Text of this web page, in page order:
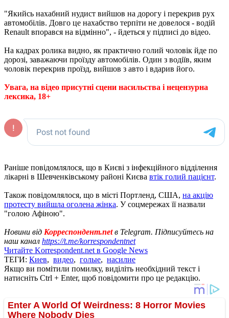
"Якийсь нахабний нудист вийшов на дорогу і перекрив рух
автомобілів. Довго це нахабство терпіти не довелося - водій
Renault впорався на відмінно", - йдеться у підписі до відео.
На кадрах ролика видно, як практично голий чоловік йде по
дорозі, заважаючи проїзду автомобілів. Один з водіїв, яким
чоловік перекрив проїзд, вийшов з авто і вдарив його.
Увага, на відео присутні сцени насильства і нецензурна
лексика, 18+
Раніше повідомлялося, що в Києві з інфекційного відділення
лікарні в Шевченківському районі Києва втік голий пацієнт.
Також повідомлялося, що в місті Портленд, США, на акцію
протесту вийшла оголена жінка. У соцмережах її назвали
"голою Афіною".
Новини від Корреспондент.netв Telegram. Підписуйтесь на
наш канал https://t.me/korrespondentnet
Читайте Korrespondent.net в Google News
ТЕГИ: Киев, видео, голые, насилие
Якщо ви помітили помилку, виділіть необхідний текст і
натисніть Ctrl + Enter, щоб повідомити про це редакцію.